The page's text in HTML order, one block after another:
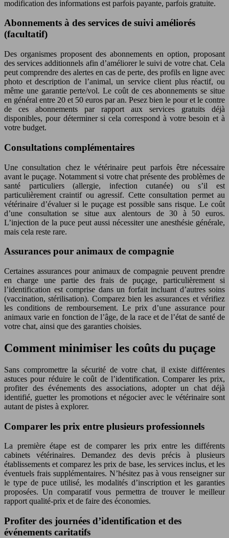
modification des informations est parfois payante, parfois gratuite.
Abonnements à des services de suivi améliorés
(facultatif)
Des organismes proposent des abonnements en option, proposant
des services additionnels afin d’améliorer le suivi de votre chat. Cela
peut comprendre des alertes en cas de perte, des profils en ligne avec
photo et description de l’animal, un service client plus réactif, ou
même une garantie perte/vol. Le coût de ces abonnements se situe
en général entre 20 et 50 euros par an. Pesez bien le pour et le contre
de ces abonnements par rapport aux services gratuits déjà
disponibles, pour déterminer si cela correspond à votre besoin et à
votre budget.
Consultations complémentaires
Une consultation chez le vétérinaire peut parfois être nécessaire
avant le puçage. Notamment si votre chat présente des problèmes de
santé particuliers (allergie, infection cutanée) ou s’il est
particulièrement craintif ou agressif. Cette consultation permet au
vétérinaire d’évaluer si le puçage est possible sans risque. Le coût
d’une consultation se situe aux alentours de 30 à 50 euros.
L’injection de la puce peut aussi nécessiter une anesthésie générale,
mais cela reste rare.
Assurances pour animaux de compagnie
Certaines assurances pour animaux de compagnie peuvent prendre
en charge une partie des frais de puçage, particulièrement si
l’identification est comprise dans un forfait incluant d’autres soins
(vaccination, stérilisation). Comparez bien les assurances et vérifiez
les conditions de remboursement. Le prix d’une assurance pour
animaux varie en fonction de l’âge, de la race et de l’état de santé de
votre chat, ainsi que des garanties choisies.
Comment minimiser les coûts du puçage
Sans compromettre la sécurité de votre chat, il existe différentes
astuces pour réduire le coût de l’identification. Comparer les prix,
profiter des événements des associations, adopter un chat déjà
identifié, guetter les promotions et négocier avec le vétérinaire sont
autant de pistes à explorer.
Comparer les prix entre plusieurs professionnels
La première étape est de comparer les prix entre les différents
cabinets vétérinaires. Demandez des devis précis à plusieurs
établissements et comparez les prix de base, les services inclus, et les
éventuels frais supplémentaires. N’hésitez pas à vous renseigner sur
le type de puce utilisé, les modalités d’inscription et les garanties
proposées. Un comparatif vous permettra de trouver le meilleur
rapport qualité-prix et de faire des économies.
Profiter des journées d’identification et des
événements caritatifs